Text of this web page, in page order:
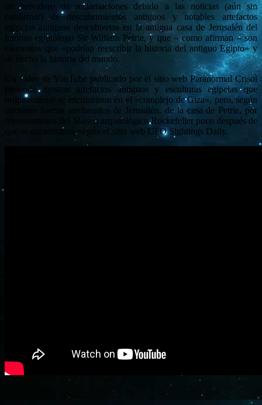
un hervidero de reclamaciones debido a las noticias (aún sin
confirmar) de descubrimientos antiguos y notables artefactos
egipcios antiguos descubiertos en la antigua casa de Jerusalén del
famoso egiptólogo Sir William Petrie, y que – como afirman – son
elementos que «podrían reescribir la historia del antiguo Egipto» y
de hecho la historia del mundo.
Un vídeo de YouTube publicado por el sitio web Paranormal Crisol
pretende mostrar artefactos antiguos y esculturas egipcias que
originalmente se encontraron en el «complejo de Giza», pero, según
informes fueron arrebatados de Jerusalén, de la casa de Petrie, por
representantes del Museo arqueológico Rockefeller poco después de
que se encontraron, según el sitio web UFO Sightings Daily.